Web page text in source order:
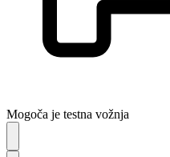
Mogoča je testna vožnja